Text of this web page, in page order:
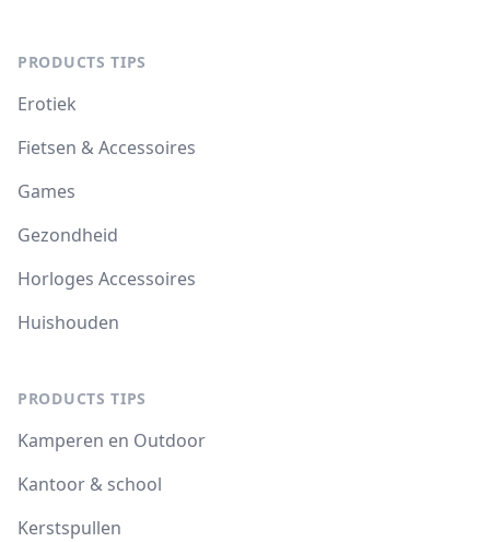
PRODUCTS TIPS
Erotiek
Fietsen & Accessoires
Games
Gezondheid
Horloges Accessoires
Huishouden
PRODUCTS TIPS
Kamperen en Outdoor
Kantoor & school
Kerstspullen